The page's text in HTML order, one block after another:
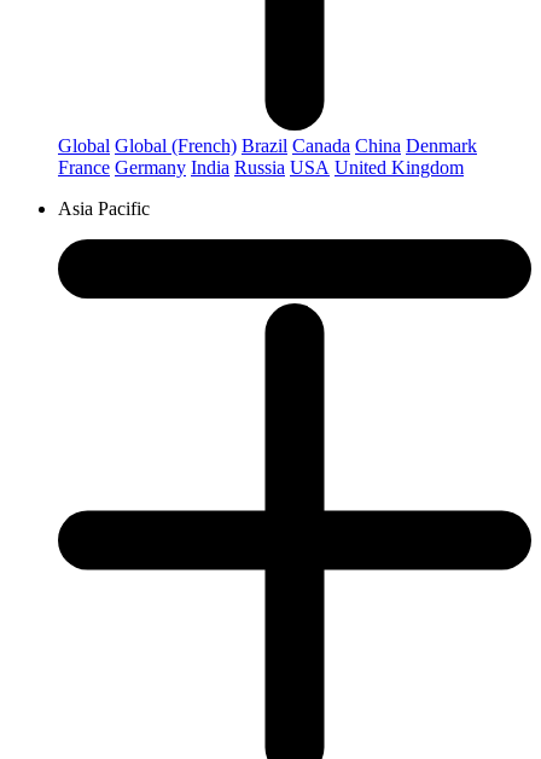
Global Global (French) Brazil Canada China Denmark
France Germany India Russia USA United Kingdom
Asia Pacific